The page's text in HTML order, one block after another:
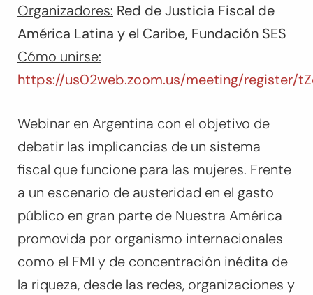
Organizadores: Red de Justicia Fiscal de
América Latina y el Caribe, Fundación SES
Cómo unirse:
https://us02web.zoom.us/meeting/register/
Webinar en Argentina con el objetivo de
debatir las implicancias de un sistema
fiscal que funcione para las mujeres. Frente
a un escenario de austeridad en el gasto
público en gran parte de Nuestra América
promovida por organismo internacionales
como el FMI y de concentración inédita de
la riqueza, desde las redes, organizaciones y